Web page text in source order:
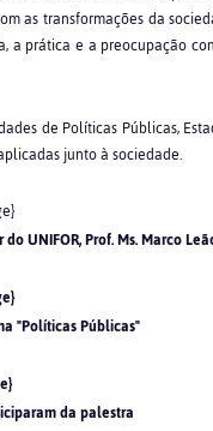
as transformações da
prática e a preocupação
de Políticas Públicas,
junto à sociedade.
UNIFOR, Prof. Ms. Marco
"Políticas Públicas"
da palestra